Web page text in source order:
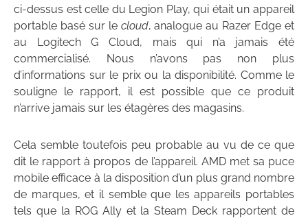
ci-dessus est celle du Legion Play, qui était un appareil
portable basé sur le cloud, analogue au Razer Edge et
au Logitech G Cloud, mais qui n’a jamais été
commercialisé. Nous n’avons pas non plus
d’informations sur le prix ou la disponibilité. Comme le
souligne le rapport, il est possible que ce produit
n’arrive jamais sur les étagères des magasins.
Cela semble toutefois peu probable au vu de ce que
dit le rapport à propos de l’appareil. AMD met sa puce
mobile efficace à la disposition d’un plus grand nombre
de marques, et il semble que les appareils portables
tels que la ROG Ally et la Steam Deck rapportent de